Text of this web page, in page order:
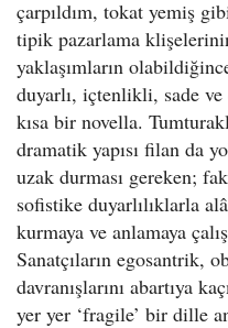
çarpıldım, tokat yemiş
tipik pazarlama
yaklaşımların
duyarlı, içtenlikli, sade ve
kısa bir novella.
dramatik yapısı filan da
uzak durması gereken;
sofistike duyarlılıklarla
kurmaya ve anlamaya
Sanatçıların egosantrik,
davranışlarını abartıya
yer yer ‘fragile’ bir dille